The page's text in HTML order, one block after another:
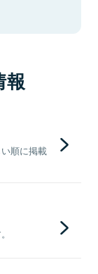
報
順に掲載